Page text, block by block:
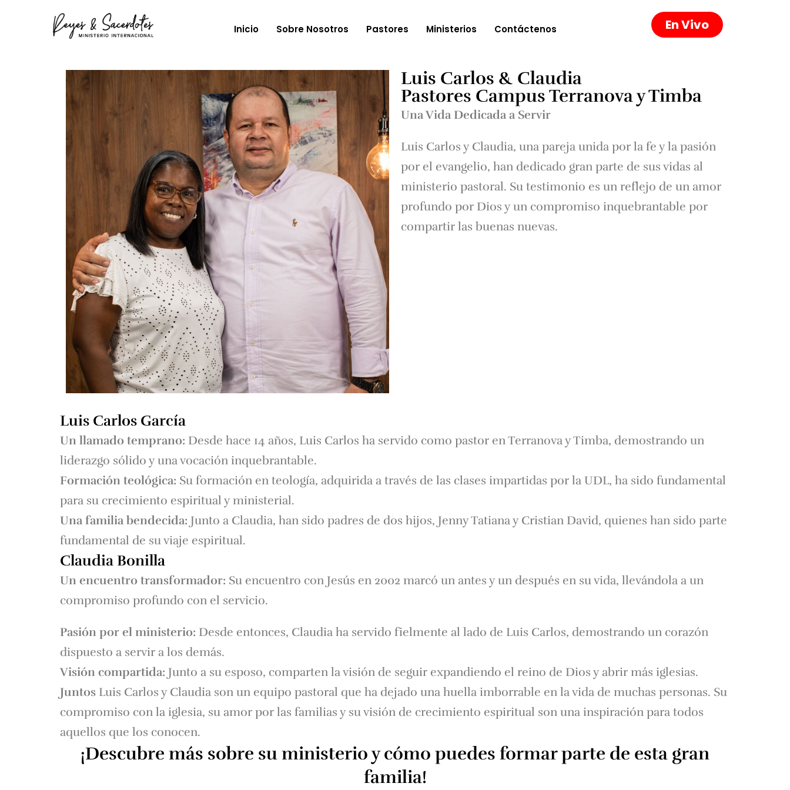
Inicio Sobre Nosotros Pastores Ministerios Contáctenos En Vivo
Luis Carlos & Claudia
Pastores Campus Terranova y Timba
Una Vida Dedicada a Servir
Luis Carlos y Claudia, una pareja unida por la fe y la pasión
por el evangelio, han dedicado gran parte de sus vidas al
ministerio pastoral. Su testimonio es un reflejo de un amor
profundo por Dios y un compromiso inquebrantable por
compartir las buenas nuevas.
Luis Carlos García
Un llamado temprano: Desde hace 14 años, Luis Carlos ha servido como pastor en Terranova y Timba, demostrando un
liderazgo sólido y una vocación inquebrantable.
Formación teológica: Su formación en teología, adquirida a través de las clases impartidas por la UDL, ha sido fundamental
para su crecimiento espiritual y ministerial.
Una familia bendecida: Junto a Claudia, han sido padres de dos hijos, Jenny Tatiana y Cristian David, quienes han sido parte
fundamental de su viaje espiritual.
Claudia Bonilla
Un encuentro transformador: Su encuentro con Jesús en 2002 marcó un antes y un después en su vida, llevándola a un
compromiso profundo con el servicio.
Pasión por el ministerio: Desde entonces, Claudia ha servido fielmente al lado de Luis Carlos, demostrando un corazón
dispuesto a servir a los demás.
Visión compartida: Junto a su esposo, comparten la visión de seguir expandiendo el reino de Dios y abrir más iglesias.
Juntos Luis Carlos y Claudia son un equipo pastoral que ha dejado una huella imborrable en la vida de muchas personas. Su
compromiso con la iglesia, su amor por las familias y su visión de crecimiento espiritual son una inspiración para todos
aquellos que los conocen.
¡Descubre más sobre su ministerio y cómo puedes formar parte de esta gran
familia!